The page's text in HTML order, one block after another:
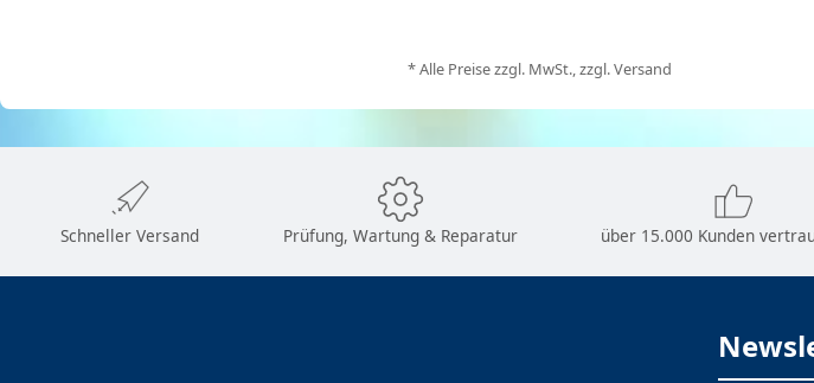
* Alle Preise zzgl. MwSt., zzgl. Versand
Schneller Versand Prüfung, Wartung & Reparatur über 15.000 Kunden